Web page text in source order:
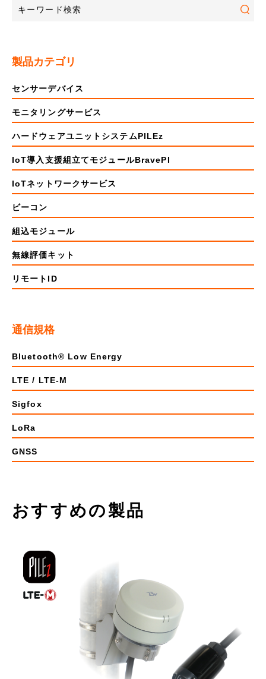
製品カテゴリ
センサーデバイス
モニタリングサービス
ハードウェアユニットシステムPILEz
IoT導入支援組立てモジュールBravePI
IoTネットワークサービス
ビーコン
組込モジュール
無線評価キット
リモートID
通信規格
Bluetooth® Low Energy
LTE / LTE-M
Sigfox
LoRa
GNSS
おすすめの製品